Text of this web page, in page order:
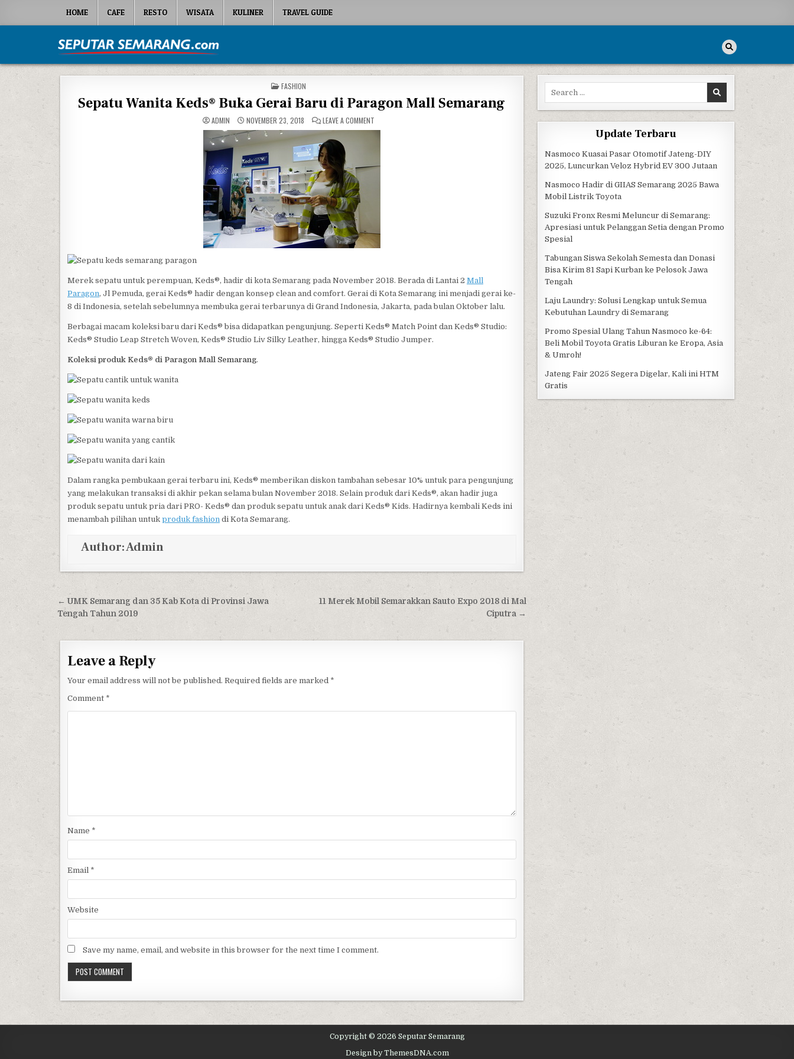
HOME CAFE RESTO WISATA KULINER TRAVEL GUIDE
Seputar Semarang
POSTED IN
FASHION
Sepatu Wanita Keds® Buka Gerai Baru di Paragon Mall Semarang
ADMIN NOVEMBER 23, 2018 LEAVE A COMMENT ON SEPATU WANITA KEDS® BUKA GERAI BARU DI PARAGON MALL SEMARANG
Merek sepatu untuk perempuan, Keds®, hadir di kota Semarang pada November 2018. Berada di Lantai 2 Mall
Paragon, Jl Pemuda, gerai Keds® hadir dengan konsep clean and comfort. Gerai di Kota Semarang ini menjadi gerai ke-
8 di Indonesia, setelah sebelumnya membuka gerai terbarunya di Grand Indonesia, Jakarta, pada bulan Oktober lalu.
Berbagai macam koleksi baru dari Keds® bisa didapatkan pengunjung. Seperti Keds® Match Point dan Keds® Studio:
Keds® Studio Leap Stretch Woven, Keds® Studio Liv Silky Leather, hingga Keds® Studio Jumper.
Koleksi produk Keds® di Paragon Mall Semarang.
Dalam rangka pembukaan gerai terbaru ini, Keds® memberikan diskon tambahan sebesar 10% untuk para pengunjung
yang melakukan transaksi di akhir pekan selama bulan November 2018. Selain produk dari Keds®, akan hadir juga
produk sepatu untuk pria dari PRO- Keds® dan produk sepatu untuk anak dari Keds® Kids. Hadirnya kembali Keds ini
menambah pilihan untuk produk fashion di Kota Semarang.
Author:Admin
Post navigation
11 Merek Mobil Semarakkan Sauto Expo 2018 di Mal
Ciputra →
← UMK Semarang dan 35 Kab Kota di Provinsi Jawa
Tengah Tahun 2019
Leave a Reply
Your email address will not be published. Required fields are marked *
Comment *
Name *
Email *
Website
Save my name, email, and website in this browser for the next time I comment.
Search for:
Update Terbaru
Nasmoco Kuasai Pasar Otomotif Jateng-DIY
2025, Luncurkan Veloz Hybrid EV 300 Jutaan
Nasmoco Hadir di GIIAS Semarang 2025 Bawa
Mobil Listrik Toyota
Suzuki Fronx Resmi Meluncur di Semarang:
Apresiasi untuk Pelanggan Setia dengan Promo
Spesial
Tabungan Siswa Sekolah Semesta dan Donasi
Bisa Kirim 81 Sapi Kurban ke Pelosok Jawa
Tengah
Laju Laundry: Solusi Lengkap untuk Semua
Kebutuhan Laundry di Semarang
Promo Spesial Ulang Tahun Nasmoco ke-64:
Beli Mobil Toyota Gratis Liburan ke Eropa, Asia
& Umroh!
Jateng Fair 2025 Segera Digelar, Kali ini HTM
Gratis
Copyright © 2026 Seputar Semarang
Design by ThemesDNA.com